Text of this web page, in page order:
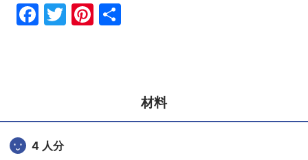
F
o
o
T
Pi
材料
4 人分